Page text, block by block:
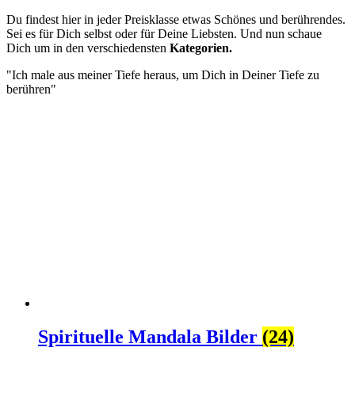
Du findest hier in jeder Preisklasse etwas Schönes und berührendes.
Sei es für Dich selbst oder für Deine Liebsten. Und nun schaue
Dich um in den verschiedensten Kategorien.
"Ich male aus meiner Tiefe heraus, um Dich in Deiner Tiefe zu
berühren"
Spirituelle Mandala Bilder (24)